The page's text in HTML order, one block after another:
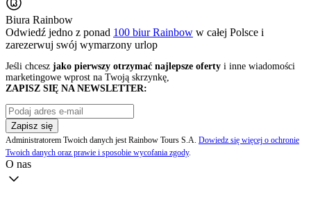
Biura Rainbow
Odwiedź jedno z ponad 100 biur Rainbow w całej Polsce i
zarezerwuj swój wymarzony urlop
Jeśli chcesz jako pierwszy otrzymać najlepsze oferty i inne wiadomości
marketingowe wprost na Twoją skrzynkę,
ZAPISZ SIĘ NA NEWSLETTER:
Zapisz się
Administratorem Twoich danych jest Rainbow Tours S.A. Dowiedz się więcej o ochronie
Twoich danych oraz prawie i sposobie wycofania zgody.
O nas